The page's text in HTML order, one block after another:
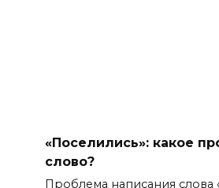
«Поселились»: какое
слово?
Проблема написания слова